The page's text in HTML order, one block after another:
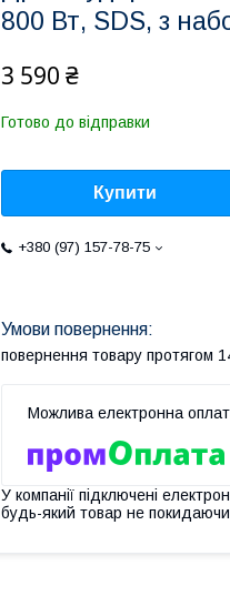
800 Вт, SDS, з
3 590 ₴
Готово до відправки
Купити
+380 (97) 157-78-75
повернення товару протягом
У компанії підключені
будь-який товар не